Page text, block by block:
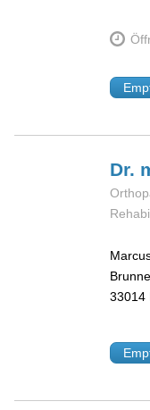
Dr.
33014